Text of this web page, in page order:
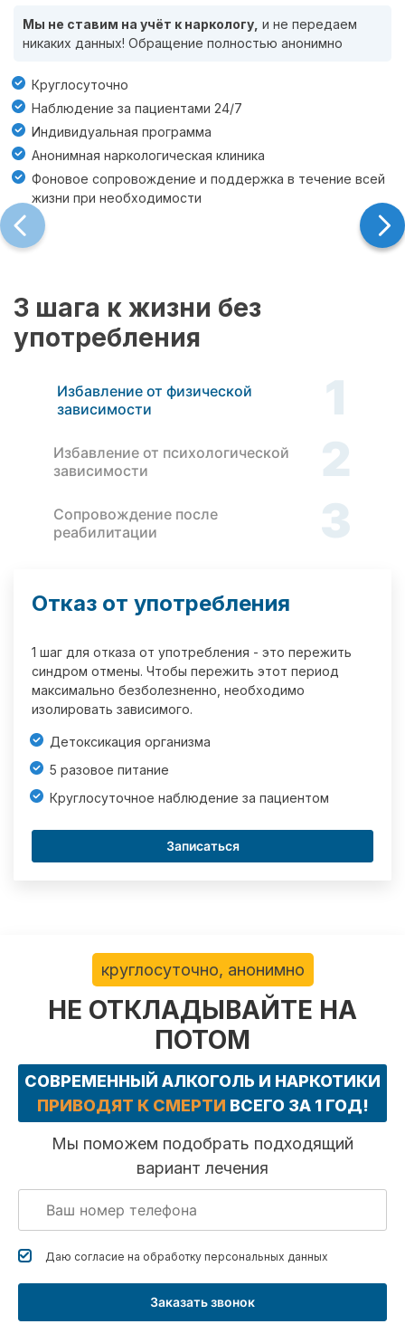
Мы не ставим на учёт к наркологу, и не передаем
никаких данных! Обращение полностью анонимно
Круглосуточно
Наблюдение за пациентами 24/7
Индивидуальная программа
Анонимная наркологическая клиника
Фоновое сопровождение и поддержка в течение всей
жизни при необходимости
3 шага к жизни без
употребления
Избавление от физической
зависимости
1
Избавление от психологической
зависимости
2
Сопровождение после
реабилитации
3
Отказ от употребления
1 шаг для отказа от употребления - это пережить
синдром отмены. Чтобы пережить этот период
максимально безболезненно, необходимо
изолировать зависимого.
Детоксикация организма
5 разовое питание
Круглосуточное наблюдение за пациентом
Записаться
круглосуточно, анонимно
НЕ ОТКЛАДЫВАЙТЕ НА
ПОТОМ
СОВРЕМЕННЫЙ АЛКОГОЛЬ И НАРКОТИКИ
ПРИВОДЯТ К СМЕРТИ ВСЕГО ЗА 1 ГОД!
Мы поможем подобрать подходящий
вариант лечения
Даю согласие на обработку персональных данных
Заказать звонок